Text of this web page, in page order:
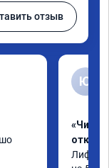
отзыв
Ю
«Чип
Лифан